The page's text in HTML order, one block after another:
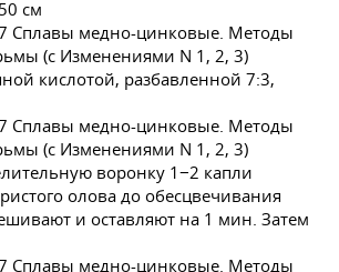
см
кислотой, разбавленной 7:3,
воронку 1−2 капли
олова до обесцвечивания
и оставляют на 1 мин. Затем